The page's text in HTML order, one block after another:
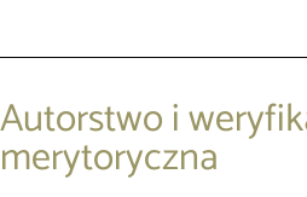
Autorstwo i
merytoryczna